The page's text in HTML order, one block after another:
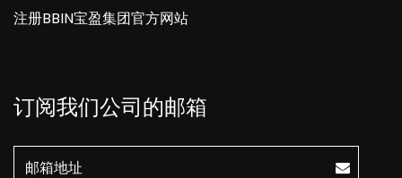
注册BBIN宝盈集团官方网站
订阅我们公司的邮箱